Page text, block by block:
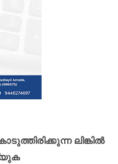
ലിങ്കിൽ